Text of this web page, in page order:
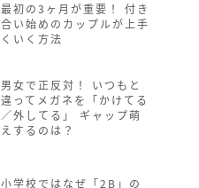
最初の3ヶ月が重要！ 付き
合い始めのカップルが上手
くいく方法
男女で正反対！ いつもと
違ってメガネを「かけてる
／外してる」 ギャップ萌
えするのは？
小学校ではなぜ「2B」の